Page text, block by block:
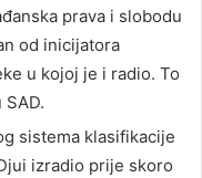
prava i slobodu
od inicijatora
u kojoj je i radio. To
sistema klasifikacije
izradio prije skoro